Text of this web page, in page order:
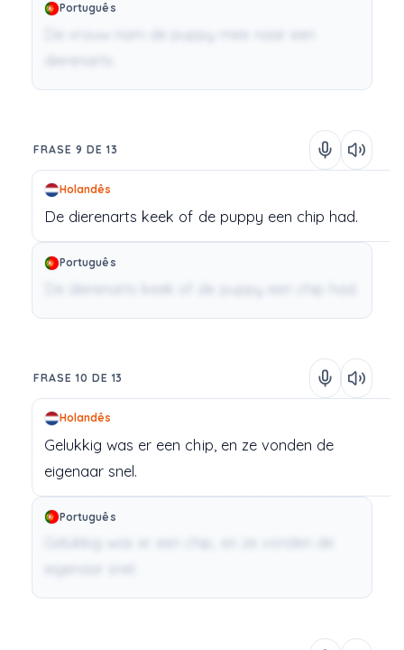
Português
FRASE 9 DE 13
Holandês
De dierenarts keek of de puppy een chip had.
Português
De dierenarts keek of de puppy een chip had.
FRASE 10 DE 13
Holandês
Gelukkig was er een chip, en ze vonden de
eigenaar snel.
Português